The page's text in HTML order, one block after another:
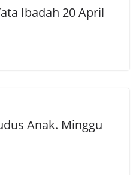
Ibadah 20 April
Anak. Minggu